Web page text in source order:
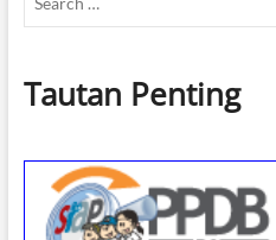
Tautan Penting